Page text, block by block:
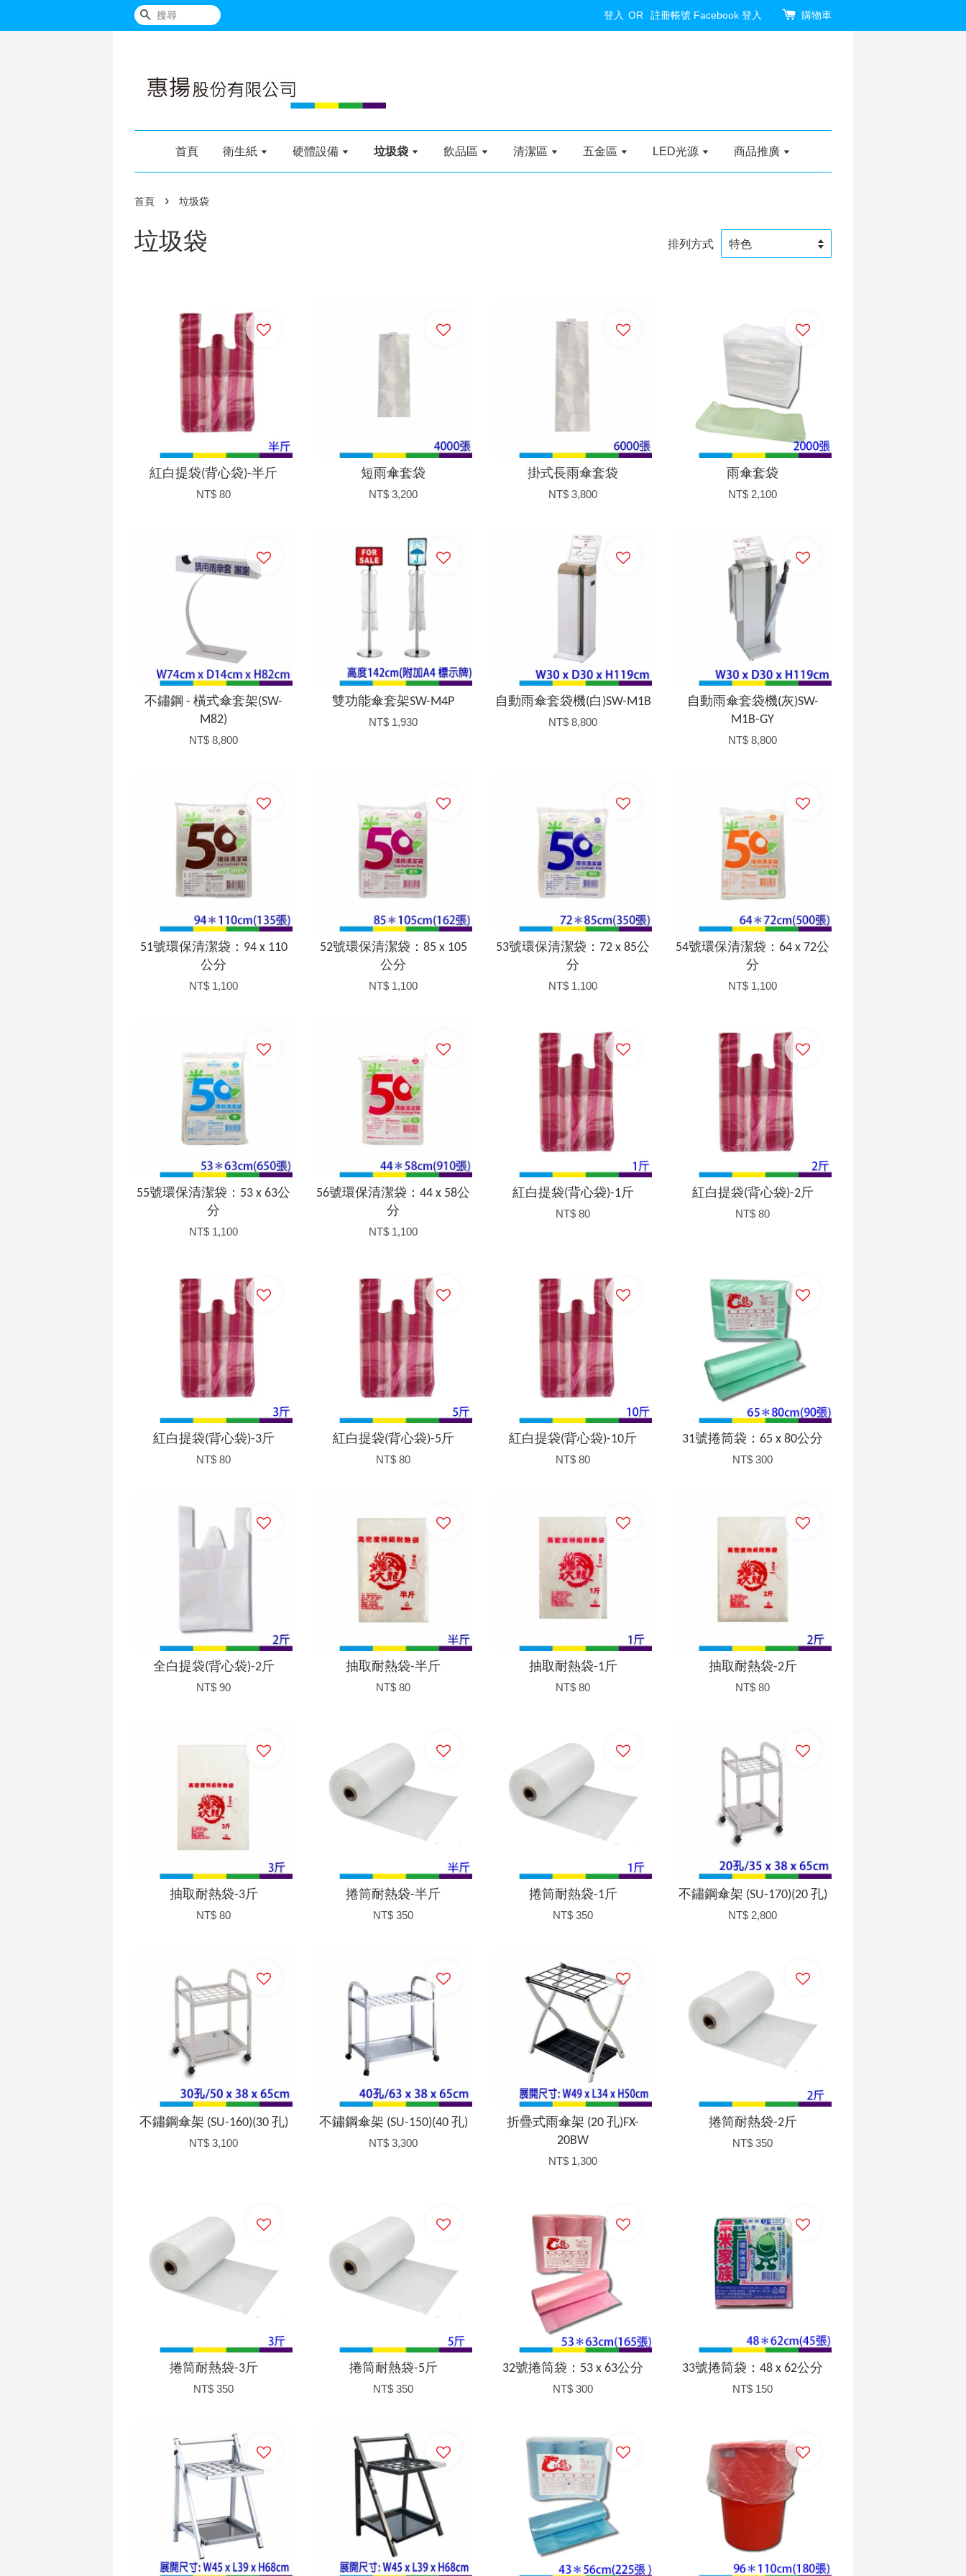
搜尋 登入 OR 註冊帳號 Facebook 登入 購物車
首頁 衛生紙 硬體設備 垃圾袋 飲品區 清潔區 五金區 LED光源 商品推廣
首頁 › 垃圾袋
垃圾袋 排列方式
加入購物車
紅白提袋(背心袋)-半斤
NT$ 80
短雨傘套袋
NT$ 3,200
掛式長雨傘套袋
NT$ 3,800
雨傘套袋
NT$ 2,100
不鏽鋼 - 橫式傘套架(SW-
M82)
NT$ 8,800
雙功能傘套架SW-M4P
NT$ 1,930
加入購物車
自動雨傘套袋機(白)SW-M1B
NT$ 8,800
加入購物車
自動雨傘套袋機(灰)SW-
M1B-GY
NT$ 8,800
51號環保清潔袋：94 x 110
公分
NT$ 1,100
52號環保清潔袋：85 x 105
公分
NT$ 1,100
53號環保清潔袋：72 x 85公
分
NT$ 1,100
54號環保清潔袋：64 x 72公
分
NT$ 1,100
55號環保清潔袋：53 x 63公
分
NT$ 1,100
56號環保清潔袋：44 x 58公
分
NT$ 1,100
加入購物車
紅白提袋(背心袋)-1斤
NT$ 80
加入購物車
紅白提袋(背心袋)-2斤
NT$ 80
加入購物車
紅白提袋(背心袋)-3斤
NT$ 80
加入購物車
紅白提袋(背心袋)-5斤
NT$ 80
加入購物車
紅白提袋(背心袋)-10斤
NT$ 80
加入購物車
31號捲筒袋：65 x 80公分
NT$ 300
加入購物車
全白提袋(背心袋)-2斤
NT$ 90
抽取耐熱袋-半斤
NT$ 80
抽取耐熱袋-1斤
NT$ 80
抽取耐熱袋-2斤
NT$ 80
抽取耐熱袋-3斤
NT$ 80
捲筒耐熱袋-半斤
NT$ 350
捲筒耐熱袋-1斤
NT$ 350
不鏽鋼傘架 (SU-170)(20 孔)
NT$ 2,800
不鏽鋼傘架 (SU-160)(30 孔)
NT$ 3,100
不鏽鋼傘架 (SU-150)(40 孔)
NT$ 3,300
加入購物車
折疊式雨傘架 (20 孔)FX-
20BW
NT$ 1,300
捲筒耐熱袋-2斤
NT$ 350
捲筒耐熱袋-3斤
NT$ 350
捲筒耐熱袋-5斤
NT$ 350
32號捲筒袋：53 x 63公分
NT$ 300
33號捲筒袋：48 x 62公分
NT$ 150
加入購物車 加入購物車 加入購物車